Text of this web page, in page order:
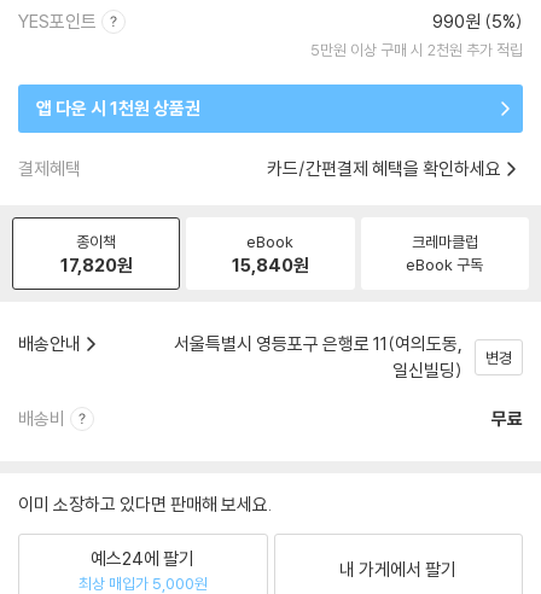
YES포인트 990원 (5%)
5만원 이상 구매 시 2천원 추가 적립
앱 다운 시 1천원 상품권
결제혜택 카드/간편결제 혜택을 확인하세요
종이책
17,820원
eBook
15,840원
크레마클럽
eBook 구독
배송안내
서울특별시 영등포구 은행로 11(여의도동,
일신빌딩)
변경
배송비 무료
이미 소장하고 있다면 판매해 보세요.
예스24에 팔기
최상 매입가 5,000원
내 가게에서 팔기